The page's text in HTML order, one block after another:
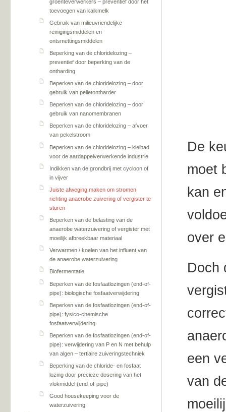
groenteverwerkers – preventief door het
toevoegen van kalkmelk
Gebruik van milieuvriendelijke
reinigingsmiddelen en
ontsmettingsmiddelen
Beperking van de chloridelozing –
preventief door beperking van de
ontharding
Beperken van de chloridelozing – door
gebruik van pelletontharder
Beperken van de chloridelozing – door
gebruik van nanomembranen
Beperken van de chloridelozing – afvoer
van pekelstroom
Beperken van de chloridelozing – kleibad
voor de aardappelverwerkende industrie
Indikken van de grondbrij met cycloon of
in vijver
Juiste afweging maken om stromen
richting anaerobe zuivering of vergister te
sturen
Beperken van de belasting van de
anaerobe waterzuivering of vergister met
moeilijk afbreekbaar materiaal
Verwarmen / koelen van het influent van
de anaerobe waterzuivering
Biofermentatie
Beperken van de fosfaatlozingen (end-of-
pipe): biologische fosfaatverwijdering
Beperken van de fosfaatlozingen (end-of-
pipe): fysico-chemische
fosfaatverwijdering
Beperken van de fosfaatlozingen (end-of-
pipe): verwijdering van P en N met behulp
van algen – tertiaire zuiveringstechniek
Beperking van de chloride- en fosfaat
lozing door precieze dosering van het
vlokmiddel (end-of-pipe)
Good housekeeping voor de
waterzuivering
De
moet
kan
over
Doch
een
van